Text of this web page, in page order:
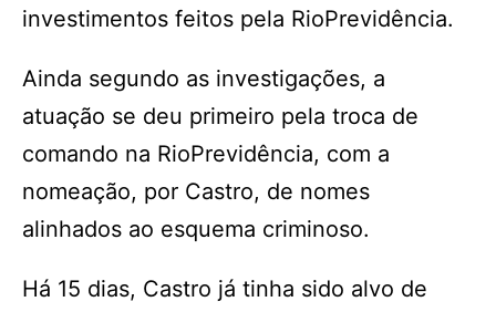
investimentos feitos pela RioPrevidência.
Ainda segundo as investigações, a
atuação se deu primeiro pela troca de
comando na RioPrevidência, com a
nomeação, por Castro, de nomes
alinhados ao esquema criminoso.
Há 15 dias, Castro já tinha sido alvo de